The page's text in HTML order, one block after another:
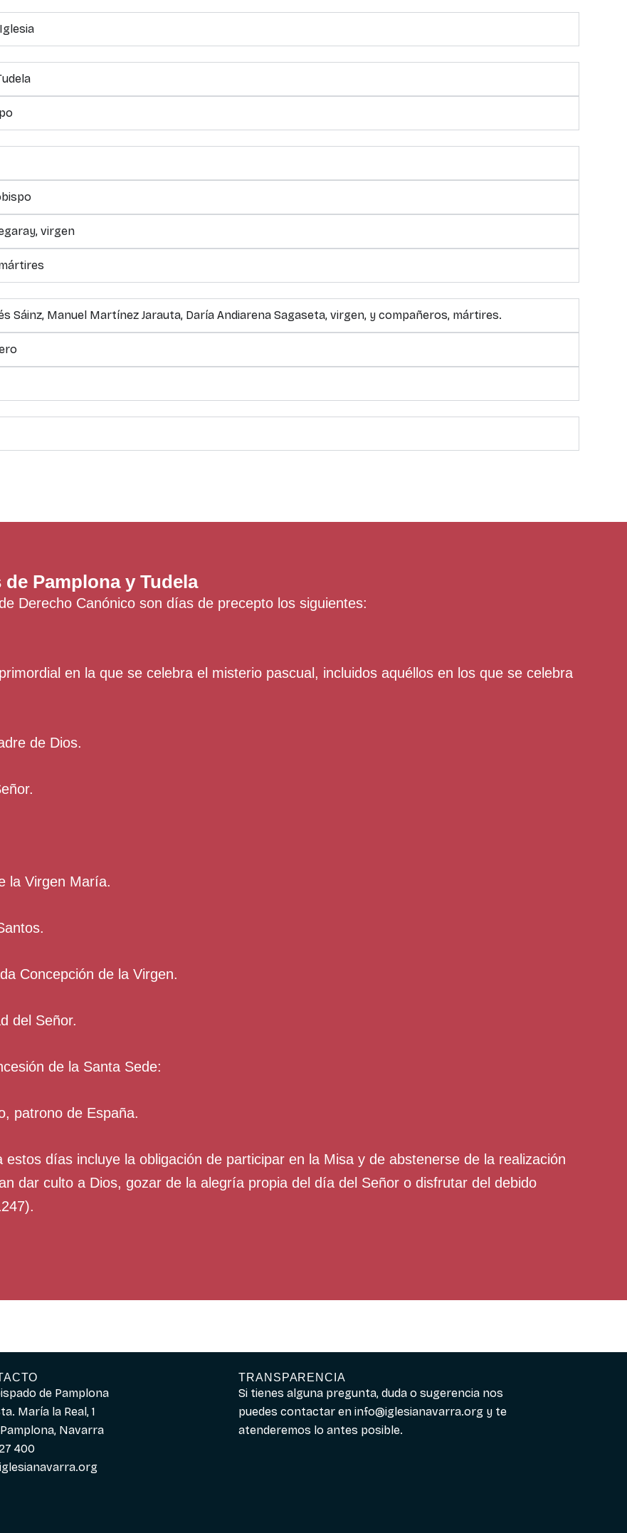
virgen
Sáinz, Manuel Martínez Jarauta, Daría Andiarena Sagaseta, virgen, y compañeros, mártires.
Pamplona y Tudela
Derecho Canónico son días de precepto los siguientes:
en la que se celebra el misterio pascual, incluidos aquéllos en los que se celebra
de Dios.
la Virgen María.
Concepción de la Virgen.
del Señor.
de la Santa Sede:
patrono de España.
días incluye la obligación de participar en la Misa y de abstenerse de la realización
dar culto a Dios, gozar de la alegría propia del día del Señor o disfrutar del debido
de Pamplona
María la Real, 1
Pamplona, Navarra
400
TRANSPARENCIA
Si tienes alguna pregunta, duda o sugerencia nos
puedes contactar eninfo@iglesianavarra.org y te
atenderemos lo antes posible.